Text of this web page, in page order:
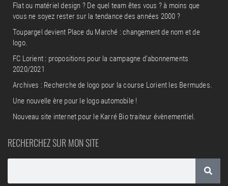
Flat ou matériel design ? De quel team êtes vous ? à moins que
vous ne soyez rester sur la tendance des années 2000 ?
Toupargel devient Place du Marché : changement de nom et de
logo.
FC Lorient : propositions pour la campagne d’abonnements
2020/2021
Archives : Recherche de logo pour la course Lorient les Bermudes.
Une nouvelle ère pour le logo automobile !
Nouveau site internet pour le Karré Bio traiteur évènementiel.
RECHERCHEZ SUR MON SITE